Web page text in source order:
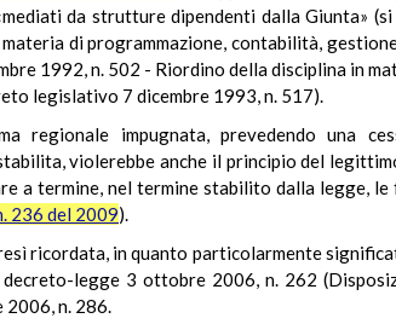
da strutture dipendenti dalla Giunta»
di programmazione, contabilità,
1992, n. 502 - Riordino della disciplina in
legislativo 7 dicembre 1993, n. 517).
regionale impugnata, prevedendo una
violerebbe anche il principio del
a termine, nel termine stabilito dalla legge,
236 del 2009).
ricordata, in quanto particolarmente
decreto-legge 3 ottobre 2006, n. 262
2006, n. 286.